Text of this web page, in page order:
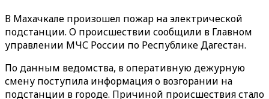
В Махачкале произошел пожар на электрической
подстанции. О происшествии сообщили в Главном
управлении МЧС России по Республике Дагестан.
По данным ведомства, в оперативную дежурную
смену поступила информация о возгорании на
подстанции в городе. Причиной происшествия стало